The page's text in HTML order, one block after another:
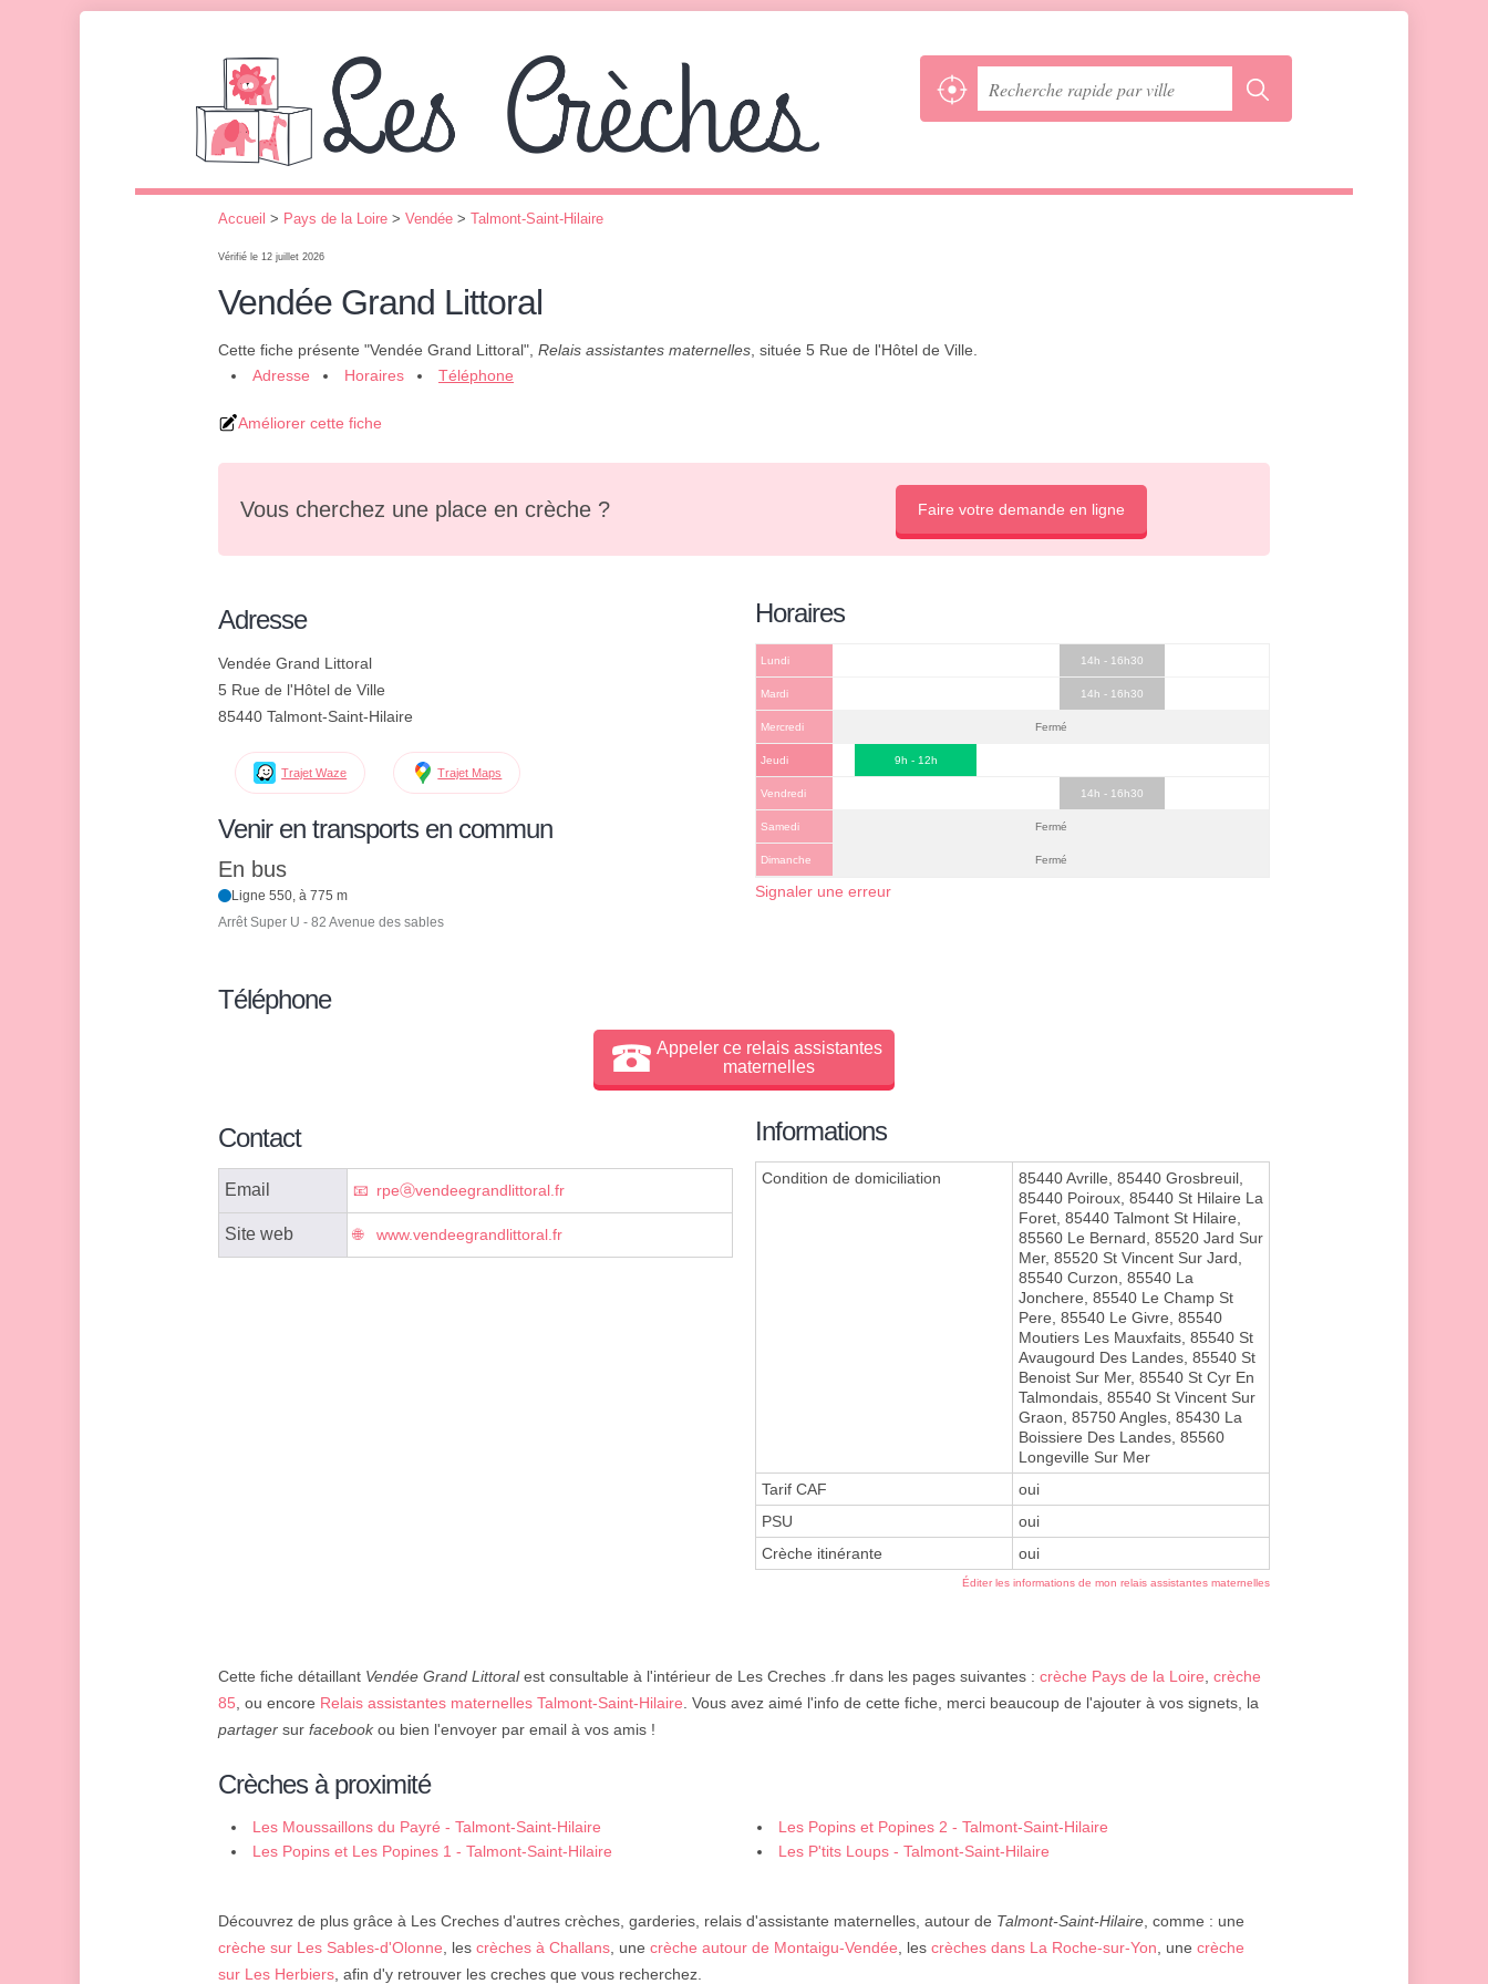
Accueil > Pays de la Loire > Vendée > Talmont-Saint-Hilaire
Vérifié le 12 juillet 2026
Vendée Grand Littoral
Cette fiche présente "Vendée Grand Littoral", Relais assistantes maternelles , située 5 Rue de l'Hôtel de Ville.
Adresse
Horaires Téléphone
Améliorer cette fiche
Vous cherchez une place en crèche ? Faire votre demande en ligne
Adresse
Vendée Grand Littoral
5 Rue de l'Hôtel de Ville
85440 Talmont-Saint-Hilaire
Trajet Waze Trajet Maps
Venir en transports en commun
En bus
Ligne 550, à 775 m
Arrêt Super U - 82 Avenue des sables
Horaires
Lundi 14h - 16h30
Mardi 14h - 16h30
Mercredi Fermé
Jeudi 9h - 12h
Vendredi 14h - 16h30
Samedi Fermé
Dimanche Fermé
Signaler une erreur
Téléphone
Appeler ce relais assistantes
maternelles
Contact
Email rpeⓐvendeegrandlittoral.fr
Site web www.vendeegrandlittoral.fr
Informations
Condition de domiciliation
85440 Avrille, 85440 Grosbreuil,
85440 Poiroux, 85440 St Hilaire La
Foret, 85440 Talmont St Hilaire,
85560 Le Bernard, 85520 Jard Sur
Mer, 85520 St Vincent Sur Jard,
85540 Curzon, 85540 La
Jonchere, 85540 Le Champ St
Pere, 85540 Le Givre, 85540
Moutiers Les Mauxfaits, 85540 St
Avaugourd Des Landes, 85540 St
Benoist Sur Mer, 85540 St Cyr En
Talmondais, 85540 St Vincent Sur
Graon, 85750 Angles, 85430 La
Boissiere Des Landes, 85560
Longeville Sur Mer
Tarif CAF
oui
PSU
oui
Crèche itinérante
oui
Éditer les informations de mon relais assistantes maternelles
Cette fiche détaillant Vendée Grand Littoralest consultable à l'intérieur de Les Creches .fr dans les pages suivantes : crèche Pays de la Loire, crèche
85, ou encore Relais assistantes maternelles Talmont-Saint-Hilaire. Vous avez aimé l'info de cette fiche, merci beaucoup de l'ajouter à vos signets, la
partager sur facebookou bien l'envoyer par email à vos amis !
Crèches à proximité
Les Moussaillons du Payré - Talmont-Saint-Hilaire
Les Popins et Popines 2 - Talmont-Saint-Hilaire
Les Popins et Les Popines 1 - Talmont-Saint-Hilaire
Les P'tits Loups - Talmont-Saint-Hilaire
Découvrez de plus grâce à Les Creches d'autres crèches, garderies, relais d'assistante maternelles, autour de Talmont-Saint-Hilaire, comme : une
crèche sur Les Sables-d'Olonne, les crèches à Challans, une crèche autour de Montaigu-Vendée, les crèches dans La Roche-sur-Yon, une crèche
sur Les Herbiers, afin d'y retrouver les creches que vous recherchez.